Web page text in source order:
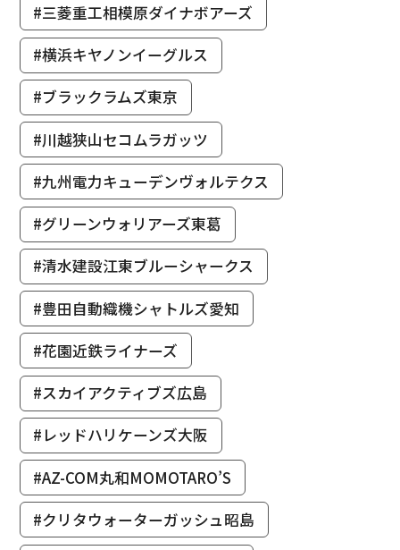
#三菱重工相模原ダイナボアーズ
#横浜キヤノンイーグルス
#ブラックラムズ東京
#川越狭山セコムラガッツ
#九州電力キューデンヴォルテクス
#グリーンウォリアーズ東葛
#清水建設江東ブルーシャークス
#豊田自動織機シャトルズ愛知
#花園近鉄ライナーズ
#スカイアクティブズ広島
#レッドハリケーンズ大阪
#AZ-COM丸和MOMOTARO’S
#クリタウォーターガッシュ昭島